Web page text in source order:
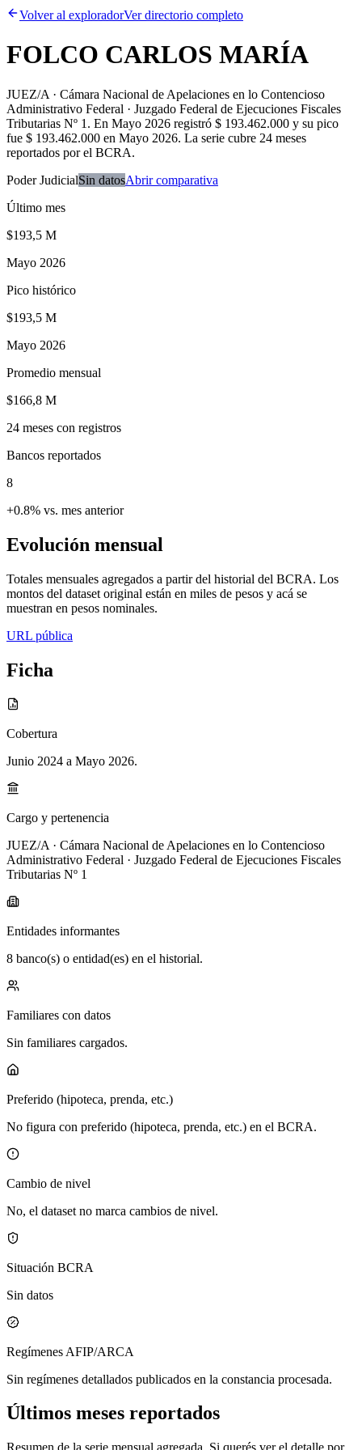
Volver al exploradorVer directorio completo
FOLCO CARLOS MARÍA
JUEZ/A · Cámara Nacional de Apelaciones en lo Contencioso
Administrativo Federal · Juzgado Federal de Ejecuciones Fiscales
Tributarias Nº 1 . En Mayo 2026 registró $ 193.462.000 y su pico
fue $ 193.462.000 en Mayo 2026. La serie cubre 24 meses
reportados por el BCRA.
Poder JudicialSin datosAbrir comparativa
Último mes
$193,5 M
Mayo 2026
Pico histórico
$193,5 M
Mayo 2026
Promedio mensual
$166,8 M
24 meses con registros
Bancos reportados
8
+0.8% vs. mes anterior
Evolución mensual
Totales mensuales agregados a partir del historial del BCRA. Los
montos del dataset original están en miles de pesos y acá se
muestran en pesos nominales.
URL pública
Ficha
Cobertura
Junio 2024 a Mayo 2026.
Cargo y pertenencia
JUEZ/A · Cámara Nacional de Apelaciones en lo Contencioso
Administrativo Federal · Juzgado Federal de Ejecuciones Fiscales
Tributarias Nº 1
Entidades informantes
8 banco(s) o entidad(es) en el historial.
Familiares con datos
Sin familiares cargados.
Preferido (hipoteca, prenda, etc.)
No figura con preferido (hipoteca, prenda, etc.) en el BCRA.
Cambio de nivel
No, el dataset no marca cambios de nivel.
Situación BCRA
Sin datos
Regímenes AFIP/ARCA
Sin regímenes detallados publicados en la constancia procesada.
Últimos meses reportados